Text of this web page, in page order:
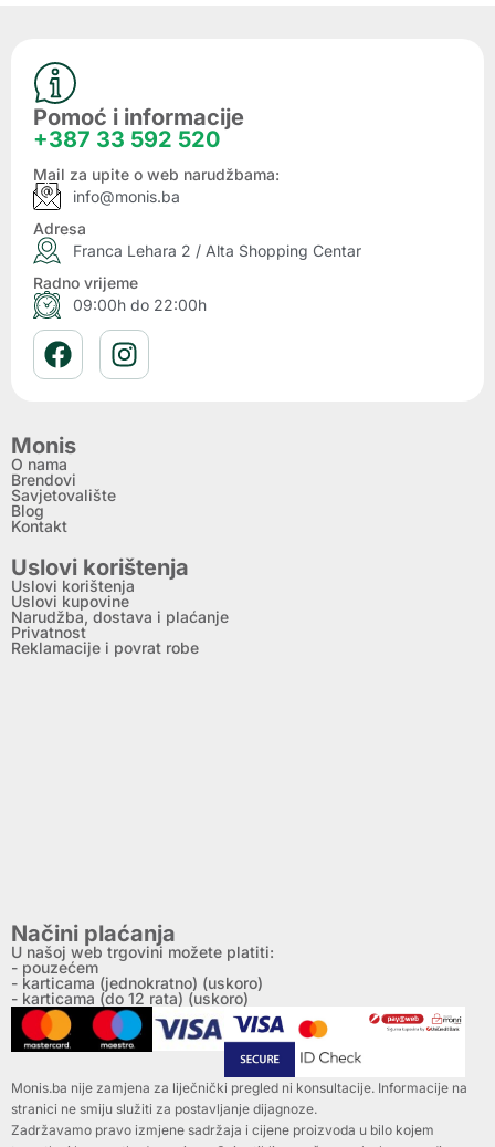
Pomoć i informacije
+387 33 592 520
Mail za upite o web narudžbama:
info@monis.ba
Adresa
Franca Lehara 2 / Alta Shopping Centar
Radno vrijeme
09:00h do 22:00h
Monis
O nama
Brendovi
Savjetovalište
Blog
Kontakt
Uslovi korištenja
Uslovi korištenja
Uslovi kupovine
Narudžba, dostava i plaćanje
Privatnost
Reklamacije i povrat robe
Načini plaćanja
U našoj web trgovini možete platiti:
- pouzećem
- karticama (jednokratno) (uskoro)
- karticama (do 12 rata) (uskoro)
Monis.ba nije zamjena za liječnički pregled ni konsultacije. Informacije na
stranici ne smiju služiti za postavljanje dijagnoze.
Zadržavamo pravo izmjene sadržaja i cijene proizvoda u bilo kojem